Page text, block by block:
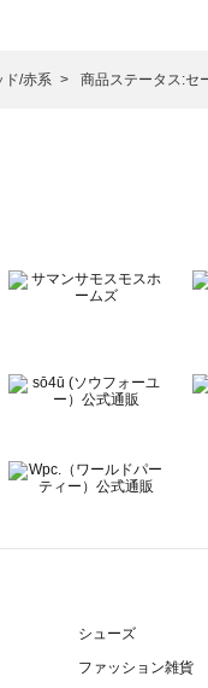
サモスモス ラーゴム）のワン
ルー）のワンピース一覧
ワンピース一覧
ド/赤系 商品ステータス:セ
シューズ
ファッション雑貨